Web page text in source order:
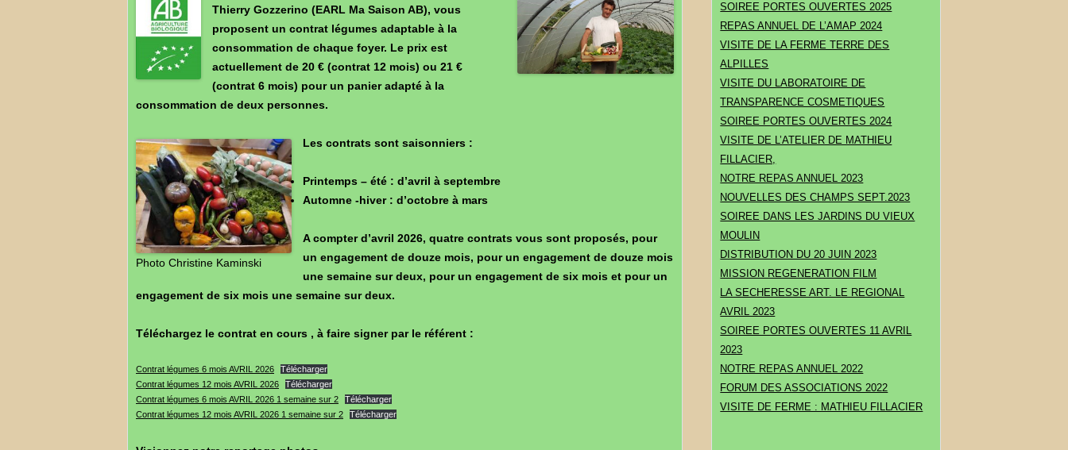
Thierry Gozzerino (EARL Ma Saison AB), vous
proposent un contrat légumes adaptable à la
consommation de chaque foyer. Le prix est
actuellement de 20 € (contrat 12 mois) ou 21 €
(contrat 6 mois) pour un panier adapté à la
consommation de deux personnes.
Photo Christine Kaminski
Les contrats sont saisonniers :
Printemps – été : d’avril à septembre
Automne -hiver : d’octobre à mars
A compter d’avril 2026, quatre contrats vous sont proposés, pour
un engagement de douze mois, pour un engagement de douze mois
une semaine sur deux, pour un engagement de six mois et pour un
engagement de six mois une semaine sur deux.
Téléchargez le contrat en cours , à faire signer par le référent :
Contrat légumes 6 mois AVRIL 2026
Télécharger
Contrat légumes 12 mois AVRIL 2026
Télécharger
Contrat légumes 6 mois AVRIL 2026 1 semaine sur 2
Télécharger
Contrat légumes 12 mois AVRIL 2026 1 semaine sur 2
Télécharger
SOIREE PORTES OUVERTES 2025
REPAS ANNUEL DE L’AMAP 2024
VISITE DE LA FERME TERRE DES
ALPILLES
VISITE DU LABORATOIRE DE
TRANSPARENCE COSMETIQUES
SOIREE PORTES OUVERTES 2024
VISITE DE L’ATELIER DE MATHIEU
FILLACIER,
NOTRE REPAS ANNUEL 2023
NOUVELLES DES CHAMPS SEPT.2023
SOIREE DANS LES JARDINS DU VIEUX
MOULIN
DISTRIBUTION DU 20 JUIN 2023
MISSION REGENERATION FILM
LA SECHERESSE ART. LE REGIONAL
AVRIL 2023
SOIREE PORTES OUVERTES 11 AVRIL
2023
NOTRE REPAS ANNUEL 2022
FORUM DES ASSOCIATIONS 2022
VISITE DE FERME : MATHIEU FILLACIER